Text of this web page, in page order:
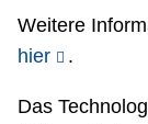
Weitere
hier
.
Das